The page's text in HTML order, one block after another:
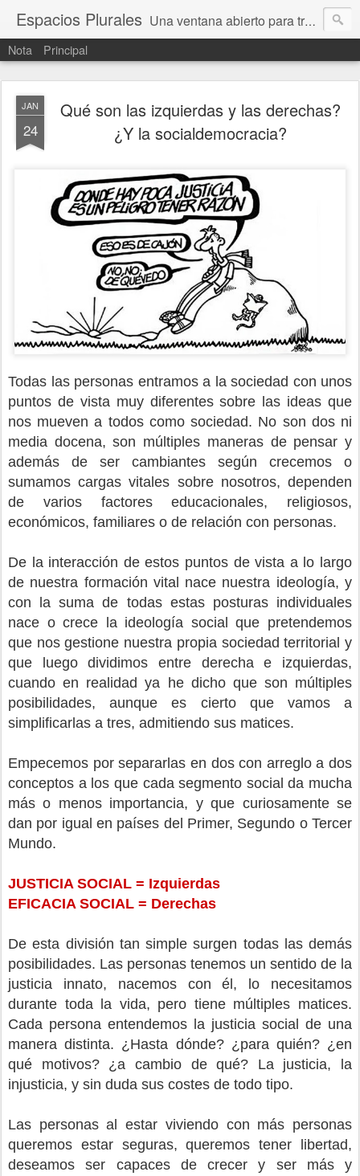
Espacios Plurales Una ventana abierto para tratar problemas que nos afectan a todxs. Temas sociales, educación, cultura, economía, política, derechos, calidad de vida. Estamos gobernados, pero queremos una calidad mayor en la política.
Nota Principal
JAN
24
Qué son las izquierdas y las derechas?
¿Y la socialdemocracia?
Todas las personas entramos a la sociedad con unos
puntos de vista muy diferentes sobre las ideas que
nos mueven a todos como sociedad. No son dos ni
media docena, son múltiples maneras de pensar y
además de ser cambiantes según crecemos o
sumamos cargas vitales sobre nosotros, dependen
de varios factores educacionales, religiosos,
económicos, familiares o de relación con personas.
De la interacción de estos puntos de vista a lo largo
de nuestra formación vital nace nuestra ideología, y
con la suma de todas estas posturas individuales
nace o crece la ideología social que pretendemos
que nos gestione nuestra propia sociedad territorial y
que luego dividimos entre derecha e izquierdas,
cuando en realidad ya he dicho que son múltiples
posibilidades, aunque es cierto que vamos a
simplificarlas a tres, admitiendo sus matices.
Empecemos por separarlas en dos con arreglo a dos
conceptos a los que cada segmento social da mucha
más o menos importancia, y que curiosamente se
dan por igual en países del Primer, Segundo o Tercer
Mundo.
JUSTICIA SOCIAL = Izquierdas
EFICACIA SOCIAL = Derechas
De esta división tan simple surgen todas las demás
posibilidades. Las personas tenemos un sentido de la
justicia innato, nacemos con él, lo necesitamos
durante toda la vida, pero tiene múltiples matices.
Cada persona entendemos la justicia social de una
manera distinta. ¿Hasta dónde? ¿para quién? ¿en
qué motivos? ¿a cambio de qué? La justicia, la
injusticia, y sin duda sus costes de todo tipo.
Las personas al estar viviendo con más personas
queremos estar seguras, queremos tener libertad,
deseamos ser capaces de crecer y ser más y